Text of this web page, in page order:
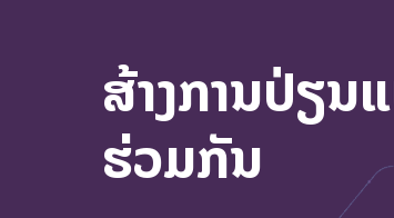
ສ້າງການປ່ຽນ
ຮ່ວມກັນ